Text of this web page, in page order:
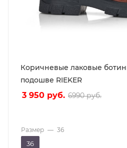
Коричневые лаковые
подошве RIEKER
3 950 руб. 6990руб.
Размер — 36
36